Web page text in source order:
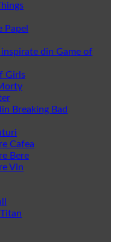
Papel
din Game of
Girls
Breaking Bad
Cafea
Bere
Vin